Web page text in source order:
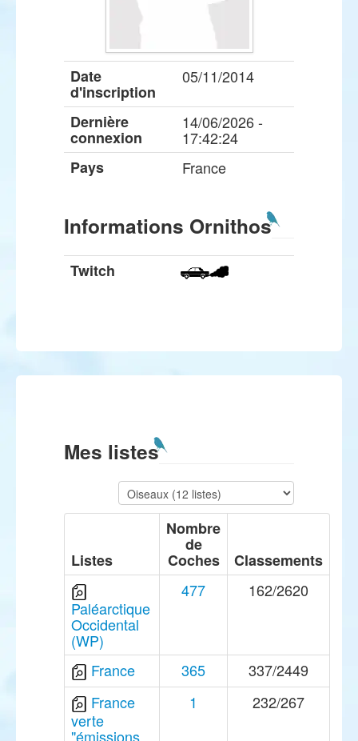
Date
d'inscription
05/11/2014
Dernière
connexion
14/06/2026 -
17:42:24
Pays
France
Informations Ornithos
Twitch
Mes listes
Listes
Nombre
de
Coches Classements
Paléarctique
Occidental
(WP)
477 162/2620
France 365
337/2449
France
verte
"émissions
1 232/267